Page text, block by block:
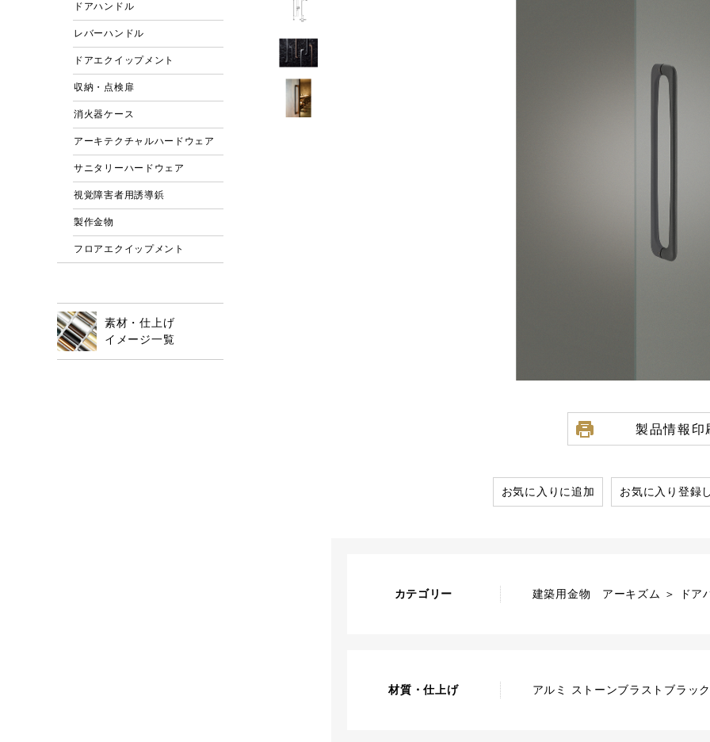
製品情報印
お気に入りに追加 お気に入り登録
カテゴリー 建築用金物 アーキズム ＞ ドア
材質・仕上げ アルミ ストーンブラストブラック
ドアハンドル
レバーハンドル
ドアエクイップメント
収納・点検扉
消火器ケース
アーキテクチャルハードウェア
サニタリーハードウェア
視覚障害者用誘導鋲
製作金物
フロアエクイップメント
素材・仕上げ
イメージ一覧